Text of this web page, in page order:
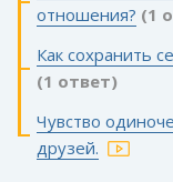
отношения? (1
Как сохранить
(1 ответ)
Чувство
друзей.